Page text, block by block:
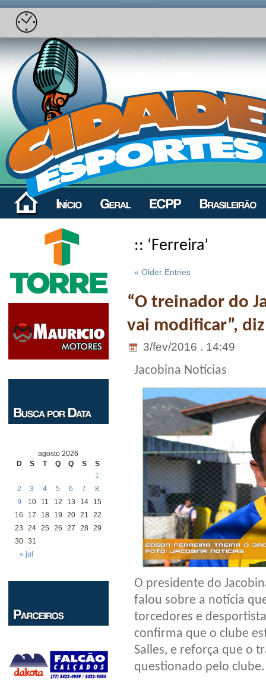
agosto 2026
D
S T Q Q S S
« jul
1
2
3 4 5 6 7
8
9
10 11 12 13 14
15
16
17 18 19 20 21
22
23
24 25 26 27 28 29
30 31
:: ‘Ferreira’
« Older Entries
“O treinador do
vai modificar”,
3/fev/2016 . 14:49
Jacobina Notícias
O presidente do
falou sobre a notícia
torcedores e
confirma que o clube
Salles, e reforça que o
questionado pelo clube.